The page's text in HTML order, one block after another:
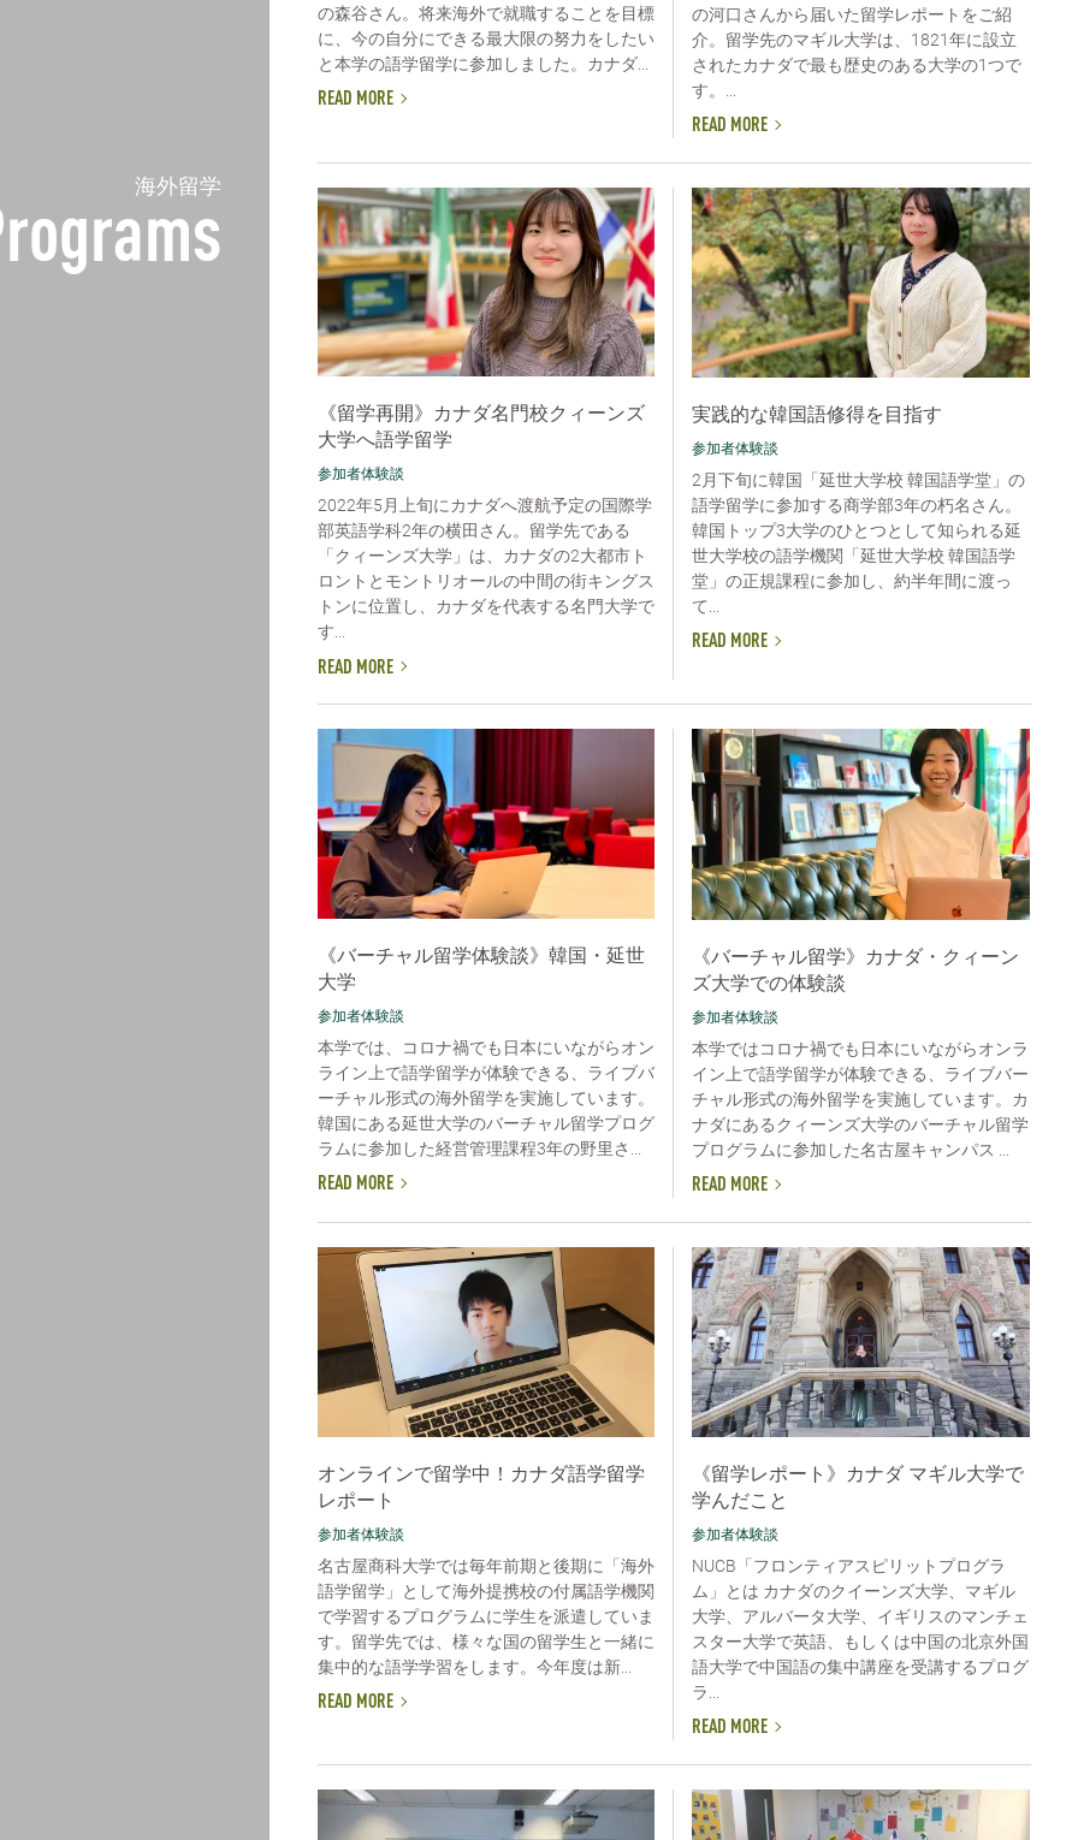
海外留学
の森谷さん。将来海外で就職することを目標
に、今の自分にできる最大限の努力をしたい
と本学の語学留学に参加しました。カナダ...
READ MORE
の河口さんから届いた留学レポートをご紹
介。留学先のマギル大学は、1821年に設立
されたカナダで最も歴史のある大学の1つで
す。...
READ MORE
《留学再開》カナダ名門校クィーンズ
大学へ語学留学
参加者体験談
2022年5月上旬にカナダへ渡航予定の国際学
部英語学科2年の横田さん。留学先である
「クィーンズ大学」は、カナダの2大都市ト
ロントとモントリオールの中間の街キングス
トンに位置し、カナダを代表する名門大学で
す...
READ MORE
実践的な韓国語修得を目指す
参加者体験談
2月下旬に韓国「延世大学校 韓国語学堂」の
語学留学に参加する商学部3年の朽名さん。
韓国トップ3大学のひとつとして知られる延
世大学校の語学機関「延世大学校 韓国語学
堂」の正規課程に参加し、約半年間に渡っ
て...
READ MORE
《バーチャル留学体験談》韓国・延世
大学
参加者体験談
本学では、コロナ禍でも日本にいながらオン
ライン上で語学留学が体験できる、ライブバ
ーチャル形式の海外留学を実施しています。
韓国にある延世大学のバーチャル留学プログ
ラムに参加した経営管理課程3年の野里さ...
READ MORE
《バーチャル留学》カナダ・クィーン
ズ大学での体験談
参加者体験談
本学ではコロナ禍でも日本にいながらオンラ
イン上で語学留学が体験できる、ライブバー
チャル形式の海外留学を実施しています。カ
ナダにあるクィーンズ大学のバーチャル留学
プログラムに参加した名古屋キャンパス ...
READ MORE
オンラインで留学中！カナダ語学留学
レポート
参加者体験談
名古屋商科大学では毎年前期と後期に「海外
語学留学」として海外提携校の付属語学機関
で学習するプログラムに学生を派遣していま
す。留学先では、様々な国の留学生と一緒に
集中的な語学学習をします。今年度は新...
READ MORE
《留学レポート》カナダ マギル大学で
学んだこと
参加者体験談
NUCB「フロンティアスピリットプログラ
ム」とは カナダのクイーンズ大学、マギル
大学、アルバータ大学、イギリスのマンチェ
スター大学で英語、もしくは中国の北京外国
語大学で中国語の集中講座を受講するプログ
ラ...
READ MORE